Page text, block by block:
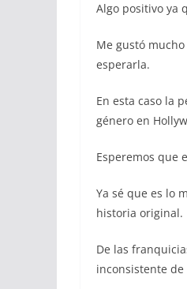
Algo positivo ya
Me gustó
esperarla.
En esta caso la
género en
Esperemos que
Ya sé que es lo
historia original.
De las
inconsistente de